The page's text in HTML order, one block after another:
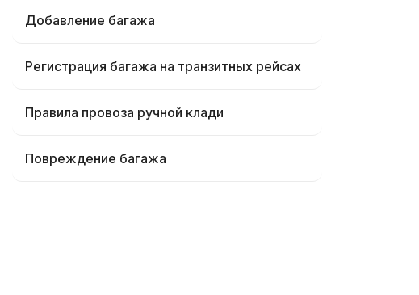
Добавление багажа
Регистрация багажа на транзитных рейсах
Правила провоза ручной клади
Повреждение багажа